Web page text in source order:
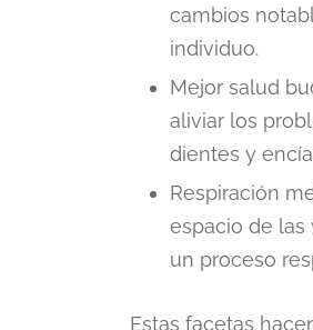
cambios
individuo.
Mejor salud
aliviar los
dientes y
Respiración
espacio de las
un proceso
Estas facetas